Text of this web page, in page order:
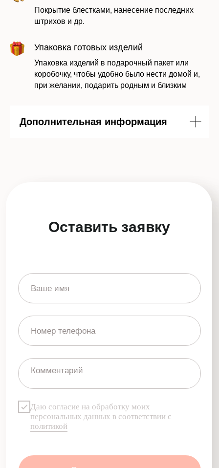
Покрытие блестками, нанесение последних
штрихов и др.
Упаковка готовых изделий
Упаковка изделий в подарочный пакет или
коробочку, чтобы удобно было нести домой и,
при желании, подарить родным и близким
Дополнительная информация
политикой
Отправить заявку